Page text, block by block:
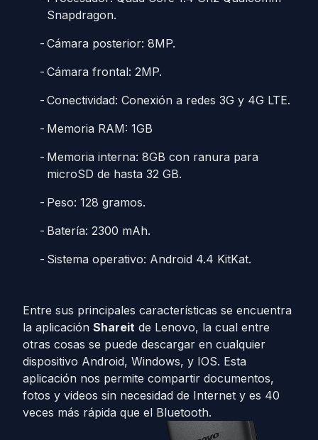
Snapdragon.
Cámara posterior: 8MP.
Cámara frontal: 2MP.
Conectividad: Conexión a redes 3G y 4G LTE.
Memoria RAM: 1GB
Memoria interna: 8GB con ranura para
microSD de hasta 32 GB.
Peso: 128 gramos.
Batería: 2300 mAh.
Sistema operativo: Android 4.4 KitKat.
Entre sus principales características se encuentra
la aplicación Shareit de Lenovo, la cual entre
otras cosas se puede descargar en cualquier
dispositivo Android, Windows, y IOS. Esta
aplicación nos permite compartir documentos,
fotos y videos sin necesidad de Internet y es 40
veces más rápida que el Bluetooth.